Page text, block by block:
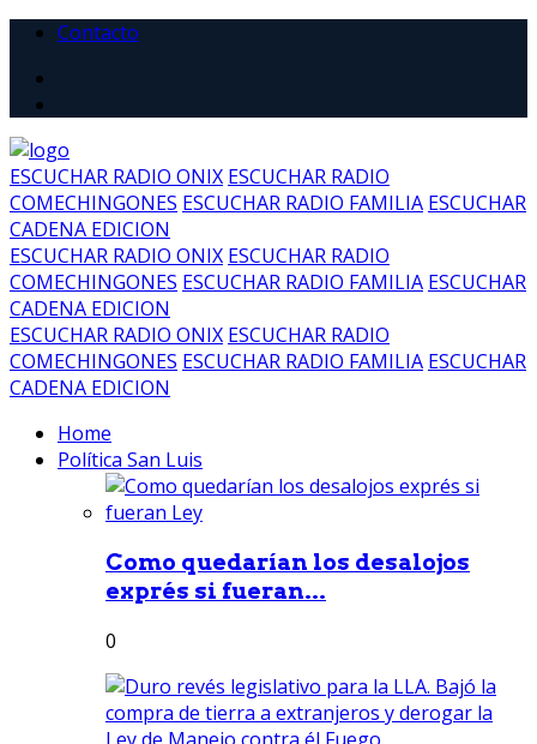
Contacto
ESCUCHAR RADIO ONIX ESCUCHAR RADIO
COMECHINGONES ESCUCHAR RADIO FAMILIA ESCUCHAR
CADENA EDICION
ESCUCHAR RADIO ONIX ESCUCHAR RADIO
COMECHINGONES ESCUCHAR RADIO FAMILIA ESCUCHAR
CADENA EDICION
ESCUCHAR RADIO ONIX ESCUCHAR RADIO
COMECHINGONES ESCUCHAR RADIO FAMILIA ESCUCHAR
CADENA EDICION
Home
Política San Luis
Como quedarían los desalojos
exprés si fueran...
0